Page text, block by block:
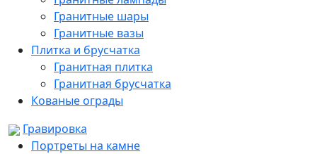
Гранитные шары
Гранитные вазы
Плитка и брусчатка
Гранитная плитка
Гранитная брусчатка
Кованые ограды
Гравировка
Портреты на камне